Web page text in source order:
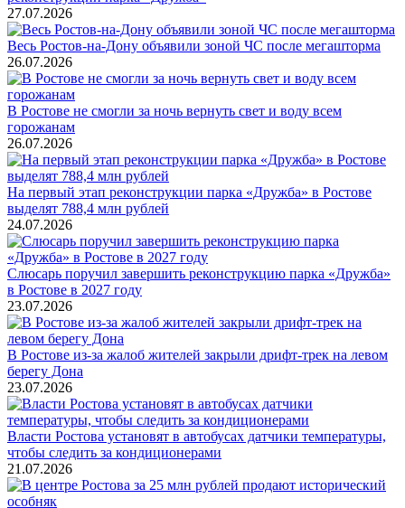
27.07.2026
Весь Ростов-на-Дону объявили зоной ЧС после мегашторма
26.07.2026
В Ростове не смогли за ночь вернуть свет и воду всем
горожанам
26.07.2026
На первый этап реконструкции парка «Дружба» в Ростове
выделят 788,4 млн рублей
24.07.2026
Слюсарь поручил завершить реконструкцию парка «Дружба»
в Ростове в 2027 году
23.07.2026
В Ростове из-за жалоб жителей закрыли дрифт-трек на левом
берегу Дона
23.07.2026
Власти Ростова установят в автобусах датчики температуры,
чтобы следить за кондиционерами
21.07.2026